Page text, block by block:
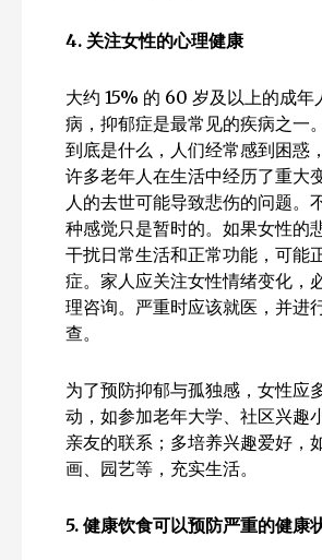
4. 关注女性的心理健康
大约 15% 的 60 岁及以上的成年
病，抑郁症是最常见的疾病之一
到底是什么，人们经常感到困惑
许多老年人在生活中经历了重大
人的去世可能导致悲伤的问题。
种感觉只是暂时的。如果女性的
干扰日常生活和正常功能，可能
症。家人应关注女性情绪变化，
理咨询。严重时应该就医，并进
查。
为了预防抑郁与孤独感，女性应
动，如参加老年大学、社区兴趣
亲友的联系；多培养兴趣爱好，
画、园艺等，充实生活。
5. 健康饮食可以预防严重的健康